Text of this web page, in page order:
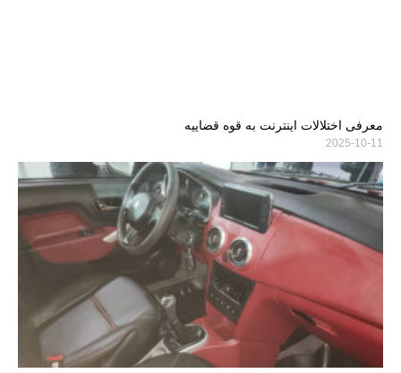
معرفی اختلالات اینترنت به قوه قضاییه
2025-10-11